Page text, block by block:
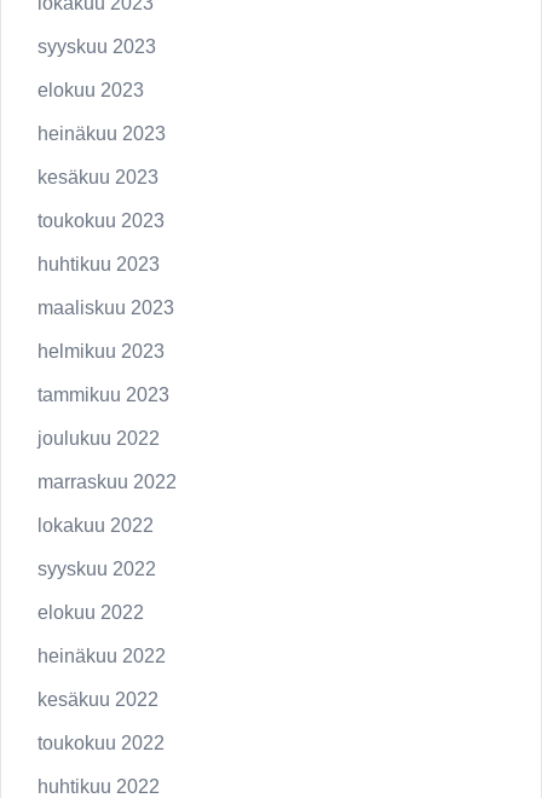
syyskuu 2023
elokuu 2023
heinäkuu 2023
kesäkuu 2023
toukokuu 2023
huhtikuu 2023
maaliskuu 2023
helmikuu 2023
tammikuu 2023
joulukuu 2022
marraskuu 2022
lokakuu 2022
syyskuu 2022
elokuu 2022
heinäkuu 2022
kesäkuu 2022
toukokuu 2022
huhtikuu 2022